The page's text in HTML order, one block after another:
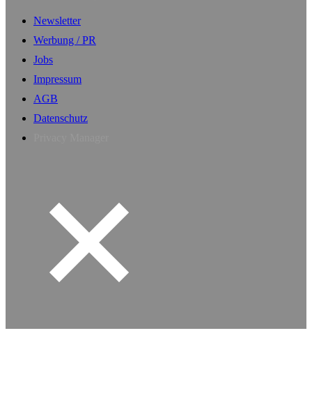
Newsletter
Werbung / PR
Jobs
Impressum
AGB
Datenschutz